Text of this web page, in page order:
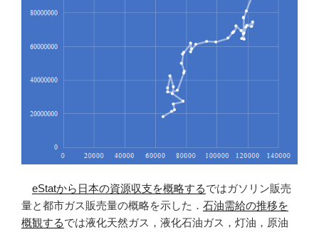
eStatから日本の資源収支を概略するではガソリン販売
量と都市ガス販売量の概略を示した． 石油需給の推移を
概観するでは液化天然ガス，液化石油ガス，灯油，原油